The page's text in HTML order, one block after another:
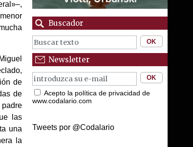
de
de
las
una
la
Buscador
Newsletter
Acepto la política de privacidad de
www.codalario.com
Tweets por @Codalario